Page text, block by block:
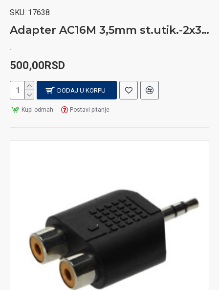
SKU: 17638
Adapter AC16M 3,5mm st.utik.-2x3,5mm st utic.15cm
500,00RSD
DODAJ U KORPU
Kupi odmah Postavi pitanje